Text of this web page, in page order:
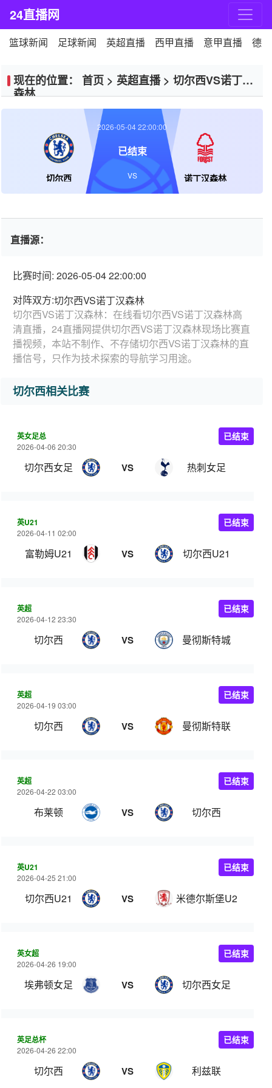
24直播网
篮球新闻 足球新闻 英超直播 西甲直播 意甲直播 德
现在的位置： 首页 > 英超直播> 切尔西VS诺丁汉
森林
切尔西 诺丁汉森林
2026-05-04 22:00:00
已结束
VS
直播源：
比赛时间: 2026-05-04 22:00:00
对阵双方:切尔西VS诺丁汉森林
切尔西VS诺丁汉森林：在线看切尔西VS诺丁汉森林高
清直播，24直播网提供切尔西VS诺丁汉森林现场比赛直
播视频，本站不制作、不存储切尔西VS诺丁汉森林的直
播信号，只作为技术探索的导航学习用途。
切尔西相关比赛
英女足总
2026-04-06 20:30
切尔西女足 VS 热刺女足
已结束
英U21
2026-04-11 02:00
富勒姆U21 VS 切尔西U21
已结束
英超
2026-04-12 23:30
切尔西 VS 曼彻斯特城
已结束
英超
2026-04-19 03:00
切尔西 VS 曼彻斯特联
已结束
英超
2026-04-22 03:00
布莱顿 VS 切尔西
已结束
英U21
2026-04-25 21:00
切尔西U21 VS 米德尔斯堡U21
已结束
英女超
2026-04-26 19:00
埃弗顿女足 VS 切尔西女足
已结束
英足总杯
2026-04-26 22:00
切尔西 VS 利兹联
已结束